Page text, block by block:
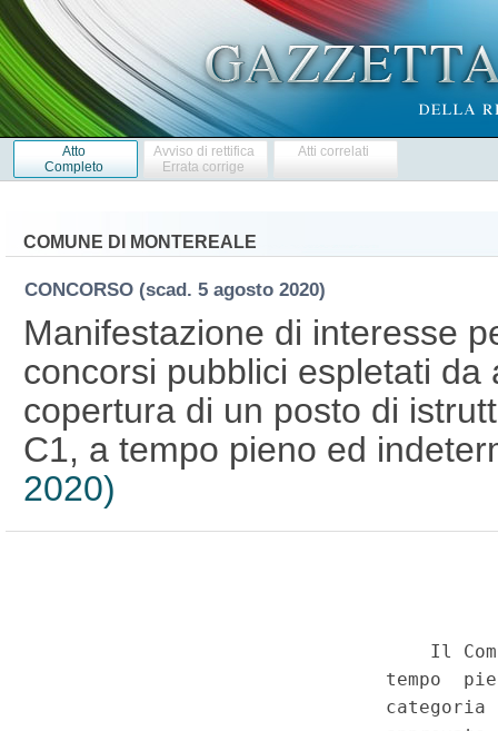
Atto
Completo
Avviso di rettifica
Errata corrige
Atti correlati
COMUNE DI MONTEREALE
CONCORSO (scad. 5 agosto 2020)
Manifestazione di interesse
concorsi pubblici espletati da
copertura di un posto di
C1, a tempo pieno ed
2020)